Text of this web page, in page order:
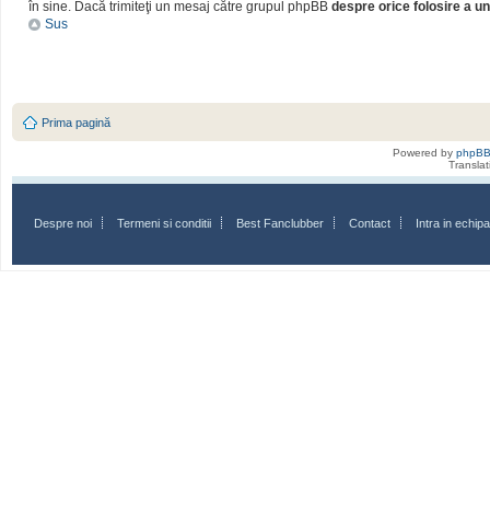
în sine. Dacă trimiteţi un mesaj către grupul phpBB despre orice folosire a
Sus
Prima pagină
Powered by phpBB
Despre noi Termeni si conditii Best Fanclubber Contact Intra in